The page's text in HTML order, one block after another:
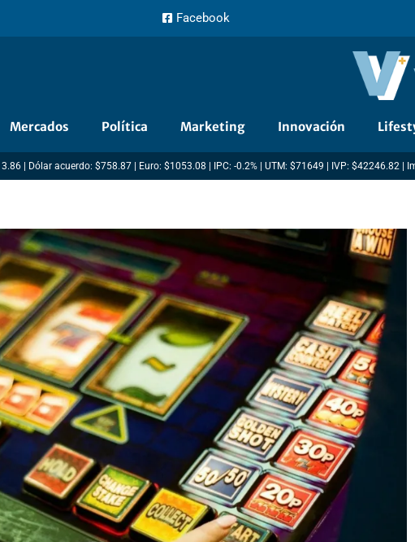
Facebook
Mercados Política Marketing Innovación
| Dólar acuerdo: $758.87 | Euro: $1053.08 | IPC: -0.2% | UTM: $71649 | IVP: $42246.82 |